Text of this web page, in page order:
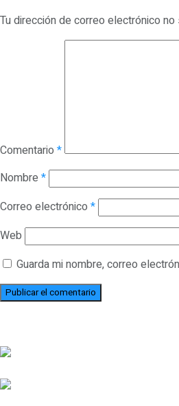
Tu dirección de correo electrónico no
Comentario *
Nombre *
Correo electrónico *
Web
Guarda mi nombre, correo